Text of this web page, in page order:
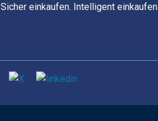
Sicher einkaufen. Intelligent einkaufen